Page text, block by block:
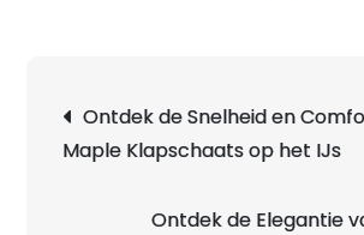
Ontdek de Snelheid en
Maple Klapschaats op het IJs
Ontdek de Elegantie